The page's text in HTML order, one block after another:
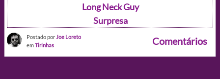
Long Neck Guy
Surpresa
Postado por Joe Loreto
emTirinhas Comentários